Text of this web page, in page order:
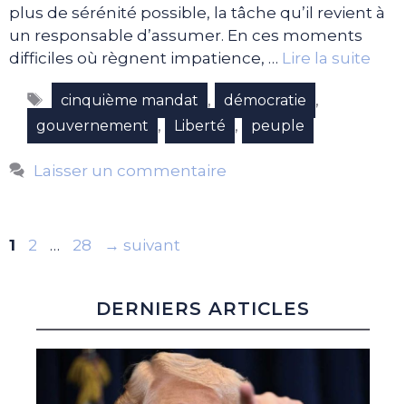
plus de sérénité possible, la tâche qu’il revient à
un responsable d’assumer. En ces moments
difficiles où règnent impatience, … Lire la suite
Étiquettes
cinquième mandat , démocratie ,
gouvernement , Liberté , peuple
Laisser un commentaire
Page
1 Page
2 … Page
28 → suivant
DERNIERS ARTICLES